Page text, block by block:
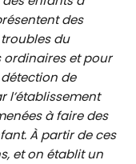
des
du
ordinaires et pour
de
l’établissement
à faire des
À partir de ces
et on établit un